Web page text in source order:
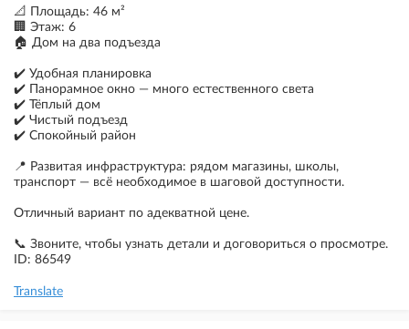
📐 Площадь: 46 м²
🏢 Этаж: 6
🏠 Дом на два подъезда
✔️ Удобная планировка
✔️ Панорамное окно — много естественного света
✔️ Тёплый дом
✔️ Чистый подъезд
✔️ Спокойный район
📍 Развитая инфраструктура: рядом магазины, школы,
транспорт — всё необходимое в шаговой доступности.
Отличный вариант по адекватной цене.
📞 Звоните, чтобы узнать детали и договориться о просмотре.
ID: 86549
Translate